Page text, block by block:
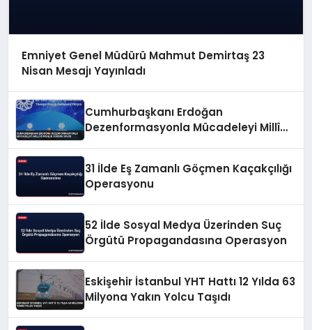
Emniyet Genel Müdürü Mahmut Demirtaş 23
Nisan Mesajı Yayınladı
Cumhurbaşkanı Erdoğan
Dezenformasyonla Mücadeleyi Millî
31 İlde Eş Zamanlı Göçmen Kaçakçılığı
Operasyonu
52 İlde Sosyal Medya Üzerinden Suç
Örgütü Propagandasına Operasyon
Eskişehir İstanbul YHT Hattı 12 Yılda 63
Milyona Yakın Yolcu Taşıdı